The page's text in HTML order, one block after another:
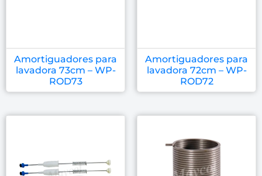
Amortiguadores para
lavadora 73cm – WP-
ROD73
Amortiguadores para
lavadora 72cm – WP-
ROD72